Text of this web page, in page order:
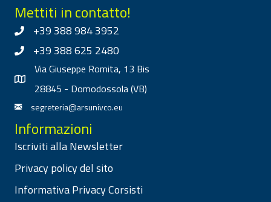
Mettiti in contatto!
+39 388 984 3952
+39 388 625 2480
Via Giuseppe Romita, 13 Bis
28845 - Domodossola (VB)
segreteria@arsunivco.eu
Informazioni
Iscriviti alla Newsletter
Privacy policy del sito
Informativa Privacy Corsisti